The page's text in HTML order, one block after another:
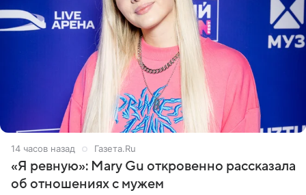
14 часов назад Газета.Ru
«Я ревную»: Mary Gu откровенно рассказала
об отношениях с мужем